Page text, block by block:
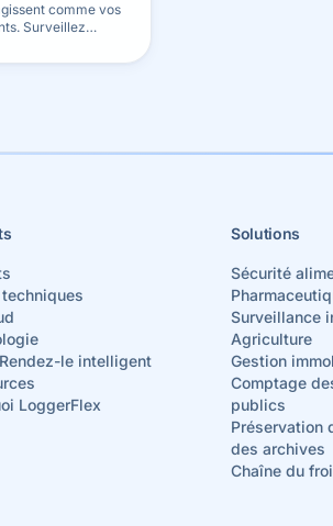
comme vos
Surveillez
des
le intelligent
LoggerFlex
Solutions
Sécurité
Surveillance
Agriculture
Gestion
Comptage
publics
Préservation
des archives
Chaîne du